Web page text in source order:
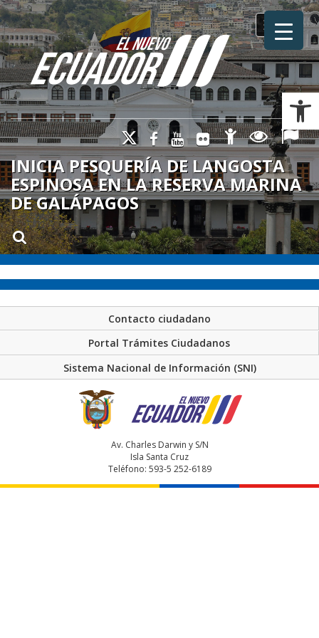
Toggle
INICIA PESQUERÍA DE LANGOSTA
ESPINOSA EN LA RESERVA MARINA
DE GALÁPAGOS
Contacto ciudadano
Portal Trámites Ciudadanos
Sistema Nacional de Información (SNI)
Av. Charles Darwin y S/N
Isla Santa Cruz
Teléfono: 593-5 252-6189